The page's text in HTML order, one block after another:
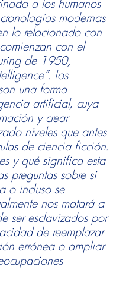
modernas
lo relacionado con
con el
de 1950,
Los
una forma
artificial, cuya
y crear
niveles que antes
de ciencia ficción.
y qué significa esta
preguntas sobre si
o incluso se
nos matará a
ser esclavizados por
de reemplazar
errónea o ampliar